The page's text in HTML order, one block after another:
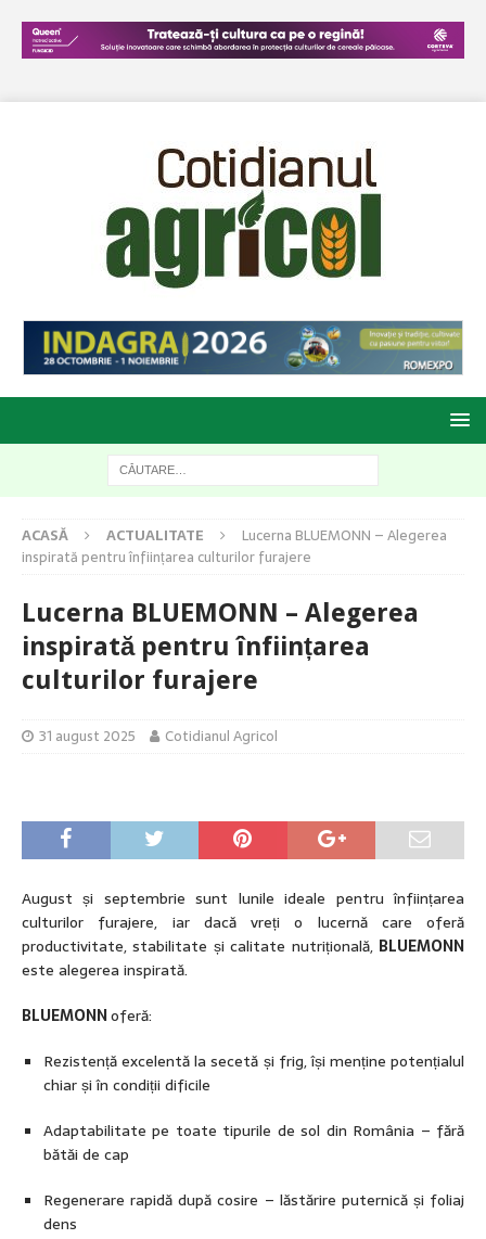
ACASĂ ACTUALITATE
Lucerna BLUEMONN – Alegerea
inspirată pentru înființarea culturilor furajere
Lucerna BLUEMONN – Alegerea
inspirată pentru înființarea
culturilor furajere
31 august 2025 Cotidianul Agricol
August și septembrie sunt lunile ideale pentru înființarea
culturilor furajere, iar dacă vreți o lucernă care oferă
productivitate, stabilitate și calitate nutrițională, BLUEMONN
este alegerea inspirată.
BLUEMONNoferă:
Rezistență excelentă la secetă și frig, își menține potențialul
chiar și în condiții dificile
Adaptabilitate pe toate tipurile de sol din România – fără
bătăi de cap
Regenerare rapidă după cosire – lăstărire puternică și foliaj
dens